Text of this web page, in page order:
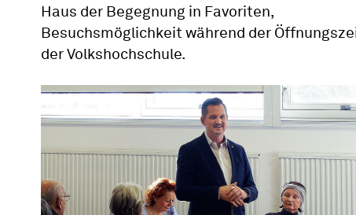
Haus der Begegnung in Favoriten,
Besuchsmöglichkeit während der
der Volkshochschule.